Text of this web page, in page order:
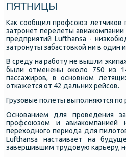
ПЯТНИЦЫ
Как сообщил профсоюз летчиков
затронет перелеты
предприятий Lufthansa -
затронуты забастовкой ни в один
В среду на работу не вышли
были отменены около 750 из
пассажиров, в основном
откажется от 42 дальних рейсов.
Грузовые полеты выполняются по
Основанием для проведения
профсоюзом и
переходного периода для
Lufthansa настаивает на
завершившим трудовую карьеру,